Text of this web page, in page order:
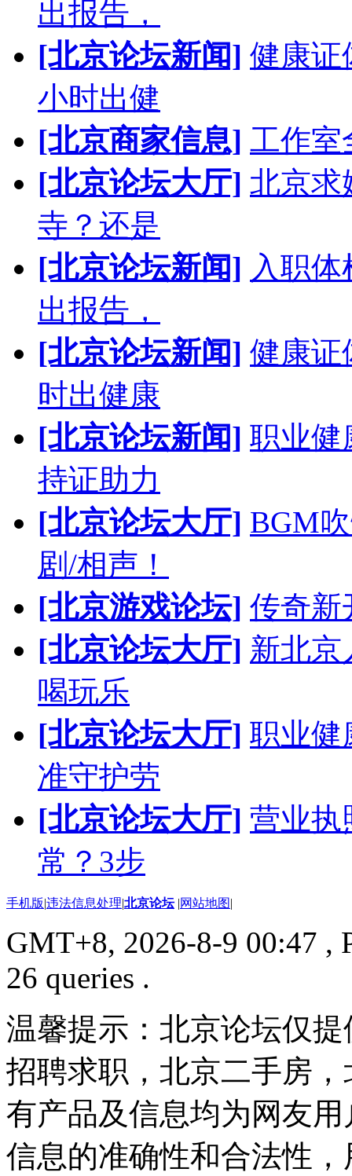
出报告，
[北京论坛新闻] 健康证
小时出健
[北京商家信息] 工作室
[北京论坛大厅] 北京求
寺？还是
[北京论坛新闻] 入职
出报告，
[北京论坛新闻] 健康证
时出健康
[北京论坛新闻] 职业健
持证助力
[北京论坛大厅] BGM
剧/相声！
[北京游戏论坛] 传奇新
[北京论坛大厅] 新北京
喝玩乐
[北京论坛大厅] 职业健
准守护劳
[北京论坛大厅] 营业执
常？3步
手机版|违法信息处理|北京论坛 |网站地图|
GMT+8, 2026-8-9 00:47 ,
26 queries .
温馨提示：北京论坛仅
招聘求职，北京二手房
有产品及信息均为网友
信息的准确性和合法性